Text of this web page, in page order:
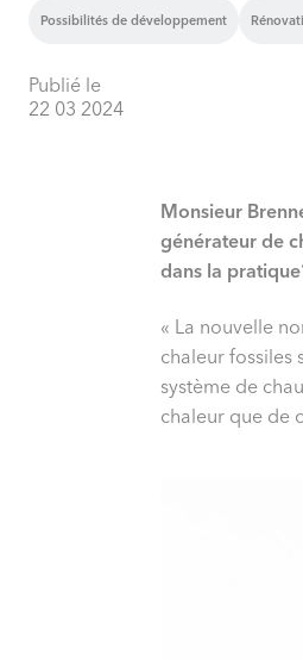
Possibilités de développement
Publié le
22 03 2024
Monsieur
générateur de
dans la
« La nouvelle
chaleur fossiles
système de
chaleur que de